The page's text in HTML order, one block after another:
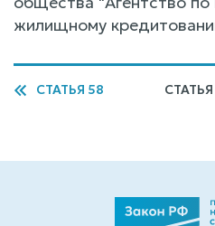
жилищному
СТАТЬЯ 58 СТАТЬЯ